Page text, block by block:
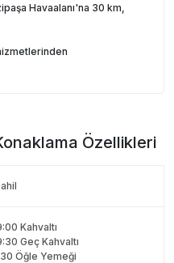
Havaalanı'na 30 km,
Özellikleri
Kahvaltı
Geç Kahvaltı
Öğle Yemeği